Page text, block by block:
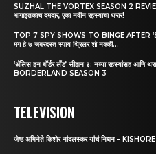
SUZHAL THE VORTEX SEASON 2
भागाइतकाच दमदार, एका नवीन रहस्याचा थरार!
TOP 7 SPY SHOWS TO BINGE AFTER
मग हे ७ जबरदस्त स्पाय थ्रिलर शो नक्की...
‘अ‍ॅलिस इन बॉर्डर लँड’ सीझन ३: नव्या रहस्यांसह आणि
BORDERLAND SEASON 3
TELEVISION
जेष्ठ अभिनेते किशोर नांदलस्कर यांचं निधन –